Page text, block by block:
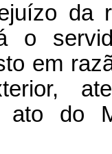
da
o
em
ato do